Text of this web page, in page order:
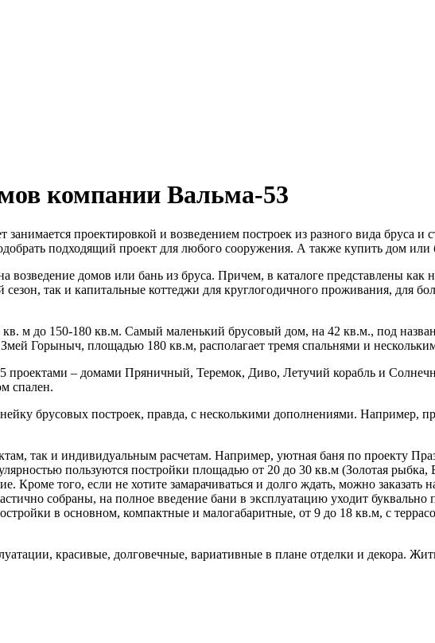
компании Вальма-53
проектировкой и возведением построек из разного вида бруса
подходящий проект для любого сооружения. А также купить дом или
возведение домов или бань из бруса. Причем, в каталоге представлены
сезон, так и капитальные коттеджи для круглогодичного проживания, для
м до 150-180 кв.м. Самый маленький брусовый дом, на 42 кв.м., под
Горыныч, площадью 180 кв.м, располагает тремя спальнями и
5 проектами – домами Пряничный, Теремок, Диво, Летучий корабль и
спален.
брусовых построек, правда, с несколькими дополнениями.
так и индивидуальным расчетам. Например, уютная баня по проекту
пользуются постройки площадью от 20 до 30 кв.м (Золотая
Кроме того, если не хотите замарачиваться и долго ждать, можно
собраны, на полное введение бани в эксплуатацию уходит
в основном, компактные и малогабаритные, от 9 до 18 кв.м, с
красивые, долговечные, вариативные в плане отделки и декора.